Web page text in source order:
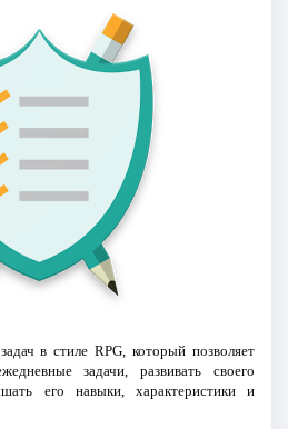
в стиле RPG, который позволяет
задачи, развивать своего
его навыки, характеристики и